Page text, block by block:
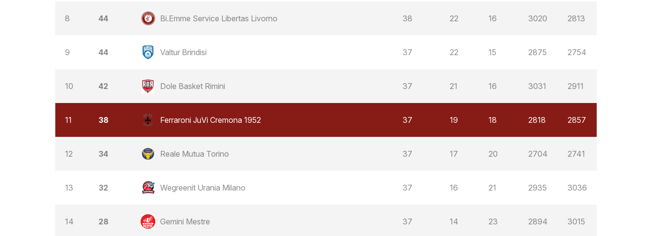
8 44 Bi.Emme Service Libertas Livorno 38 22 16 3020 2813
9 44 Valtur Brindisi 37 22 15 2875 2754
10 42 Dole Basket Rimini 37 21 16 3031 2911
11 38 Ferraroni JuVi Cremona 1952 37 19 18 2818 2857
12 34 Reale Mutua Torino 37 17 20 2704 2741
13 32 Wegreenit Urania Milano 37 16 21 2935 3036
14 28 Gemini Mestre 37 14 23 2894 3015